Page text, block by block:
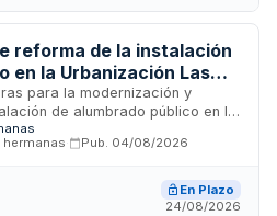
reforma de la instalación
en la Urbanización Las
en Dos Hermanas
para la modernización y
de alumbrado público en la
de Condequinto ubicada en Dos
de Dos Hermanas es el
y será realizada mediante
con adjudicación basada
hermanas Pub. 04/08/2026
En Plazo
24/08/2026